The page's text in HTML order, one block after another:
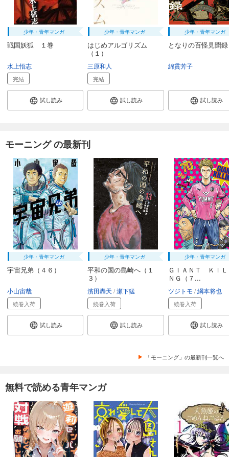
少年・青年マンガ
戦国妖狐 １巻
水上悟志
完結
試し読み
少年・青年マンガ
はじめアルゴリズム
（１）
三原和人
完結
試し読み
少年・青年マンガ
となりの百怪見聞
綿貫芳子
試し読み
モーニング の最新刊
少年・青年マンガ
宇宙兄弟（４６）
小山宙哉
続巻入荷
試し読み
少年・青年マンガ
平和の国の島崎へ（１
３）
濱田轟天 瀬下猛
続巻入荷
試し読み
少年・青年マンガ
ＧＩＡＮＴ ＫＩＬ
ＮＧ（７...
ツジトモ 綱本将也
続巻入荷
試し読み
「モーニング」の最新刊一覧へ
無料で読める青年マンガ